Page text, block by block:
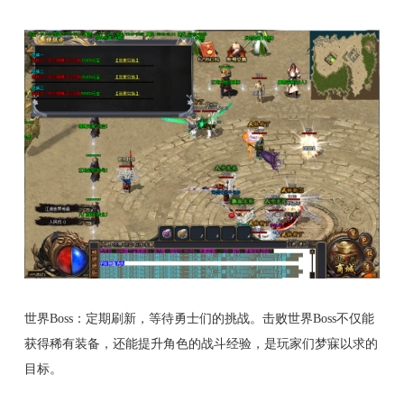
世界Boss：定期刷新，等待勇士们的挑战。击败世界Boss不仅能
获得稀有装备，还能提升角色的战斗经验，是玩家们梦寐以求的
目标。